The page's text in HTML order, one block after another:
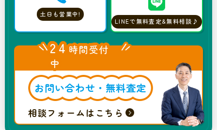
土日も営業中!
LINEで無料査定&無料相談♪
24時間受付
中
お問い合わせ・無料査定
相談フォームはこちら